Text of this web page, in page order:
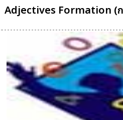
Adjectives Formation (ก